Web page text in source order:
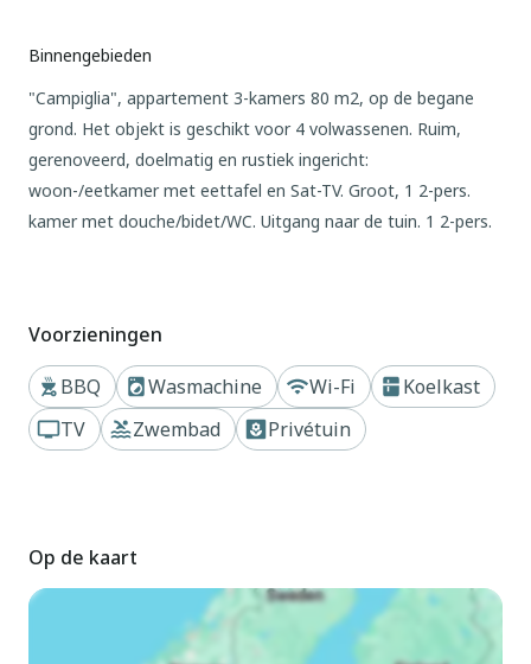
Binnengebieden
"Campiglia", appartement 3-kamers 80 m2, op de begane
grond. Het objekt is geschikt voor 4 volwassenen. Ruim,
gerenoveerd, doelmatig en rustiek ingericht:
woon-/eetkamer met eettafel en Sat-TV. Groot, 1 2-pers.
kamer met douche/bidet/WC. Uitgang naar de tuin. 1 2-pers.
vloeren. Zithoek in de tuin. Terrasmeubelen, ligstoelen. Mooi
panoramazicht op het landschap. Ter beschikking:
kinderstoel, kinderbed tot 2 jaar. Internet (Internet (WiFi),
gratis). Parkeerplaats nr. 2. Geschikt voor families. Niet rokers
Buiten
Kindvriendelijk gezellig agriturismo op het wijngoed
"Campiglia", omgeven door velden en wijngaarden. 6
appartementen in de woning. 2 km van het centrum van
Voorzieningen
BBQ
Wasmachine Wi-Fi
Koelkast
TV
Zwembad Privétuin
Op de kaart